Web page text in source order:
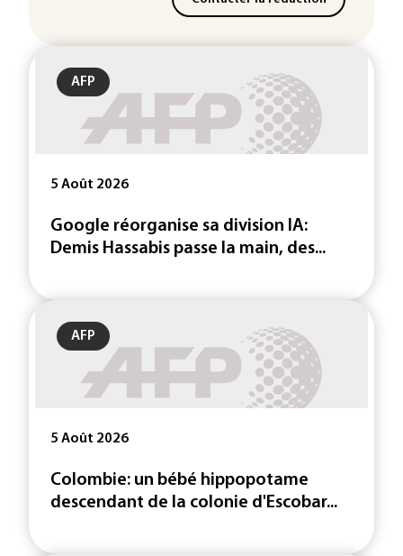
AFP
5 Août 2026
Google réorganise sa division IA:
Demis Hassabis passe la main, des...
AFP
5 Août 2026
Colombie: un bébé hippopotame
descendant de la colonie d'Escobar...